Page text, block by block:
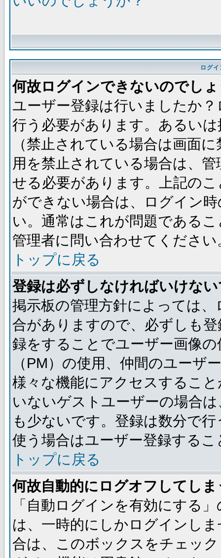
ログ
何故ログインできないのでし
ユーザー登録は行いましたか
行う必要があります。あるい
（禁止されている場合は画面
用を禁止されている場合は、
せる必要があります。上記の
ができない場合は、ログイン
い。通常はこれが問題である
管理者に問い合わせてください
トップに戻る
登録は必ずしなければいけな
掲示板の管理方針によっては
合がありますので、必ずしも
録をすることでユーザー画像
（PM）の使用、仲間のユーザ
様々な機能にアクセスするこ
いないゲストユーザーの場合
も少ないです。登録は数分で
使う場合はユーザー登録する
トップに戻る
何故自動的にログオフしてし
「自動ログインを有効にする
は、一時的にしかログインし
合は、このボックスをチェッ